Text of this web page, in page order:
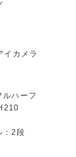
イカメラ
ルハーフ
：2段